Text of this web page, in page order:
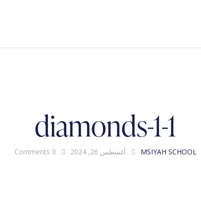
diamonds-1-1
MSIYAH SCHOOL أغسطس 26, 2024 0
Comments